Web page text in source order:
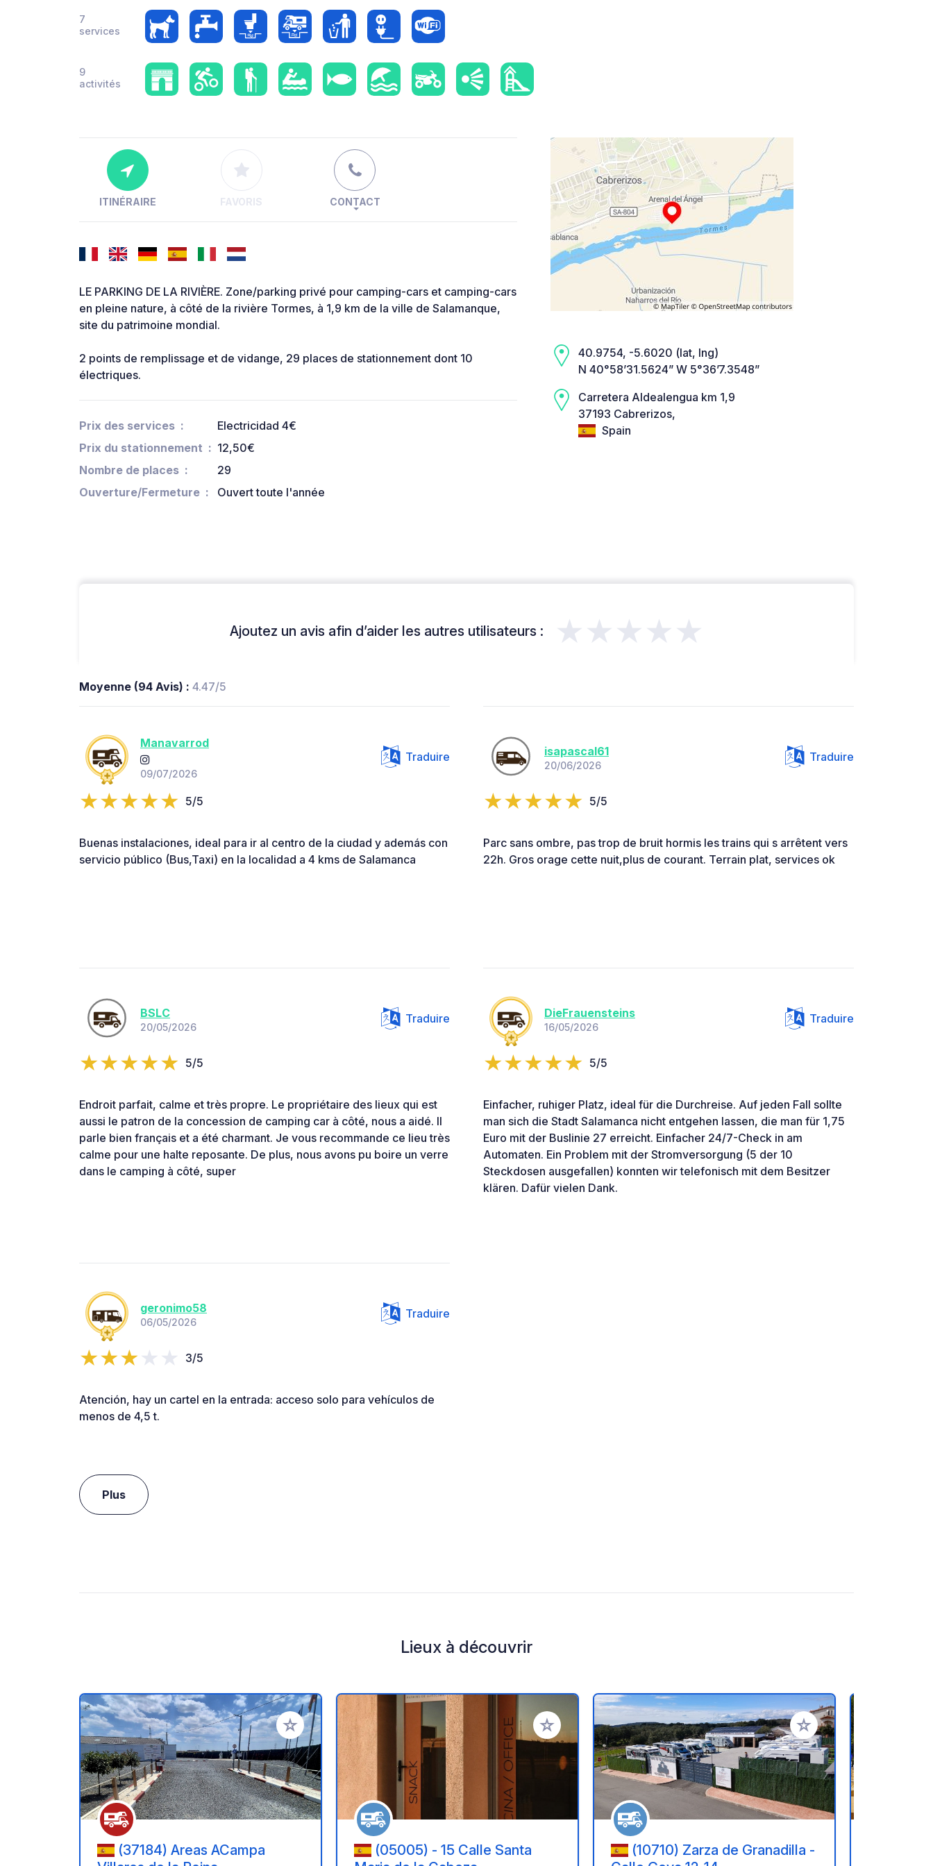
7
services
9
activités
ITINÉRAIRE FAVORIS CONTACT
LE PARKING DE LA RIVIÈRE. Zone/parking privé pour camping-cars et camping-cars
en pleine nature, à côté de la rivière Tormes, à 1,9 km de la ville de Salamanque,
site du patrimoine mondial.
2 points de remplissage et de vidange, 29 places de stationnement dont 10
électriques.
Prix des services
Electricidad 4€
Prix du stationnement
12,50€
Nombre de places
29
Ouverture/Fermeture
Ouvert toute l'année
40.9754, -5.6020 (lat, lng)
N 40°58’31.5624” W 5°36’7.3548”
Carretera Aldealengua km 1,9
37193 Cabrerizos,
Spain
Ajoutez un avis afin d’aider les autres utilisateurs : ★★★★★
Moyenne (94 Avis) : 4.47/5
Manavarrod
09/07/2026
Traduire
5/5
Buenas instalaciones, ideal para ir al centro de la ciudad y además con
servicio público (Bus,Taxi) en la localidad a 4 kms de Salamanca
isapascal61
20/06/2026
Traduire
5/5
Parc sans ombre, pas trop de bruit hormis les trains qui s arrêtent vers
22h. Gros orage cette nuit,plus de courant. Terrain plat, services ok
BSLC
20/05/2026
Traduire
5/5
Endroit parfait, calme et très propre. Le propriétaire des lieux qui est
aussi le patron de la concession de camping car à côté, nous a aidé. Il
parle bien français et a été charmant. Je vous recommande ce lieu très
calme pour une halte reposante. De plus, nous avons pu boire un verre
dans le camping à côté, super
DieFrauensteins
16/05/2026
Traduire
5/5
Einfacher, ruhiger Platz, ideal für die Durchreise. Auf jeden Fall sollte
man sich die Stadt Salamanca nicht entgehen lassen, die man für 1,75
Euro mit der Buslinie 27 erreicht. Einfacher 24/7-Check in am
Automaten. Ein Problem mit der Stromversorgung (5 der 10
Steckdosen ausgefallen) konnten wir telefonisch mit dem Besitzer
klären. Dafür vielen Dank.
geronimo58
06/05/2026
Traduire
3/5
Atención, hay un cartel en la entrada: acceso solo para vehículos de
menos de 4,5 t.
Plus
Lieux à découvrir
Ajouter à vos favoris
(37184) Areas ACampa
Ajouter à vos favoris
(05005) - 15 Calle Santa
Ajouter à vos favoris
(10710) Zarza de Granadilla -